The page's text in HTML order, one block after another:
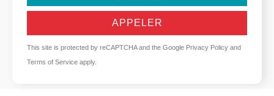
APPELER
This site is protected by reCAPTCHA and the Google Privacy Policy and
Terms of Service apply.